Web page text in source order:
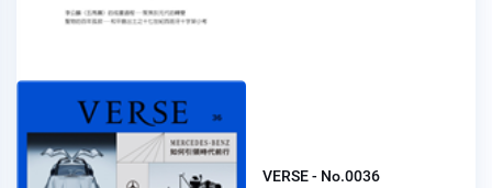
VERSE - No.0036